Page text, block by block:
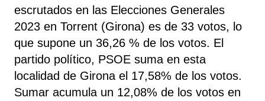
escrutados en las Elecciones Generales
2023 en Torrent (Girona) es de 33 votos, lo
que supone un 36,26 % de los votos. El
partido político, PSOE suma en esta
localidad de Girona el 17,58% de los votos.
Sumar acumula un 12,08% de los votos en